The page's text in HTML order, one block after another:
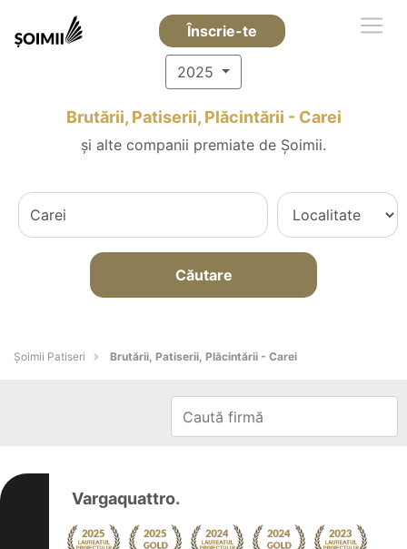
Înscrie-te
2025
Brutării, Patiserii, Plăcintării - Carei
și alte companii premiate de Șoimii.
Căutare
Șoimii Patiseri Brutării, Patiserii, Plăcintării - Carei
Vargaquattro.